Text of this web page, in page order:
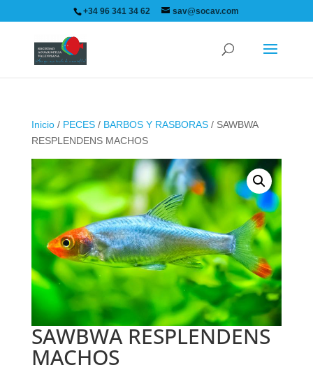
+34 96 341 34 62 sav@socav.com
Inicio/ PECES/ BARBOS Y RASBORAS/ SAWBWA
RESPLENDENS MACHOS
SAWBWA RESPLENDENS
MACHOS